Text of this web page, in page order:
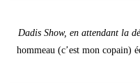
Dadis Show, en atten­dant la
hom­meau (c’est mon copain)